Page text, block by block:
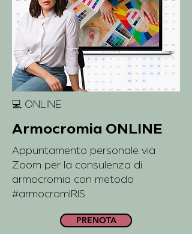
💻 ONLINE
Armocromia ONLINE
Appuntamento personale via
Zoom per la consulenza di
armocromia con metodo
#armocromIRIS
PRENOTA